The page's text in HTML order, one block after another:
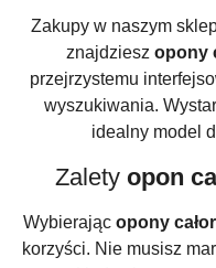
Zakupy w naszym
znajdziesz opony
przejrzystemu
wyszukiwania.
idealny model
Zalety opon
Wybierając opony
korzyści. Nie musisz